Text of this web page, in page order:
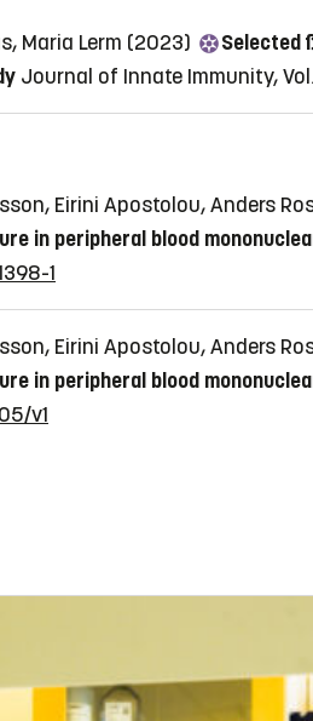
Maria Lerm (2023)
Selected
Journal of Innate Immunity, Vol.
Eirini Apostolou, Anders
in peripheral blood
1
Eirini Apostolou, Anders
in peripheral blood
v1